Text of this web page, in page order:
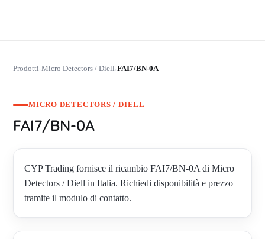
Prodotti›Micro Detectors / Diell›FAI7/BN-0A
MICRO DETECTORS / DIELL
FAI7/BN-0A
CYP Trading fornisce il ricambio FAI7/BN-0A di Micro
Detectors / Diell in Italia. Richiedi disponibilità e prezzo
tramite il modulo di contatto.